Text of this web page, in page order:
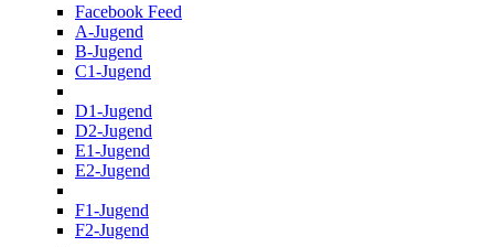
Facebook Feed
A-Jugend
B-Jugend
C1-Jugend
D1-Jugend
D2-Jugend
E1-Jugend
E2-Jugend
F1-Jugend
F2-Jugend